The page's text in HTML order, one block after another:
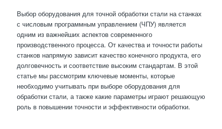
Выбор оборудования для точной обработки стали на станках
с числовым программным управлением (ЧПУ) является
одним из важнейших аспектов современного
производственного процесса. От качества и точности работы
станков напрямую зависит качество конечного продукта, его
долговечность и соответствие высоким стандартам. В этой
статье мы рассмотрим ключевые моменты, которые
необходимо учитывать при выборе оборудования для
обработки стали, а также какие параметры играют решающую
роль в повышении точности и эффективности обработки.